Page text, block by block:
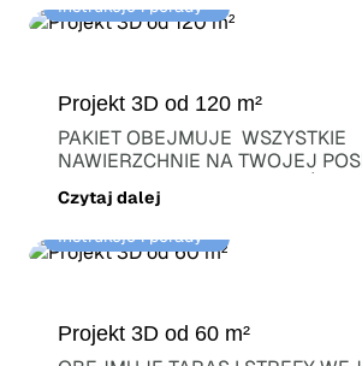
Instrukcje i porady⠀
Projekt 3D od 120 m²
PAKIET OBEJMUJE WSZYSTKIE
NAWIERZCHNIE NA TWOJEJ
Czytaj dalej
Instrukcje i porady⠀
Projekt 3D od 60 m²